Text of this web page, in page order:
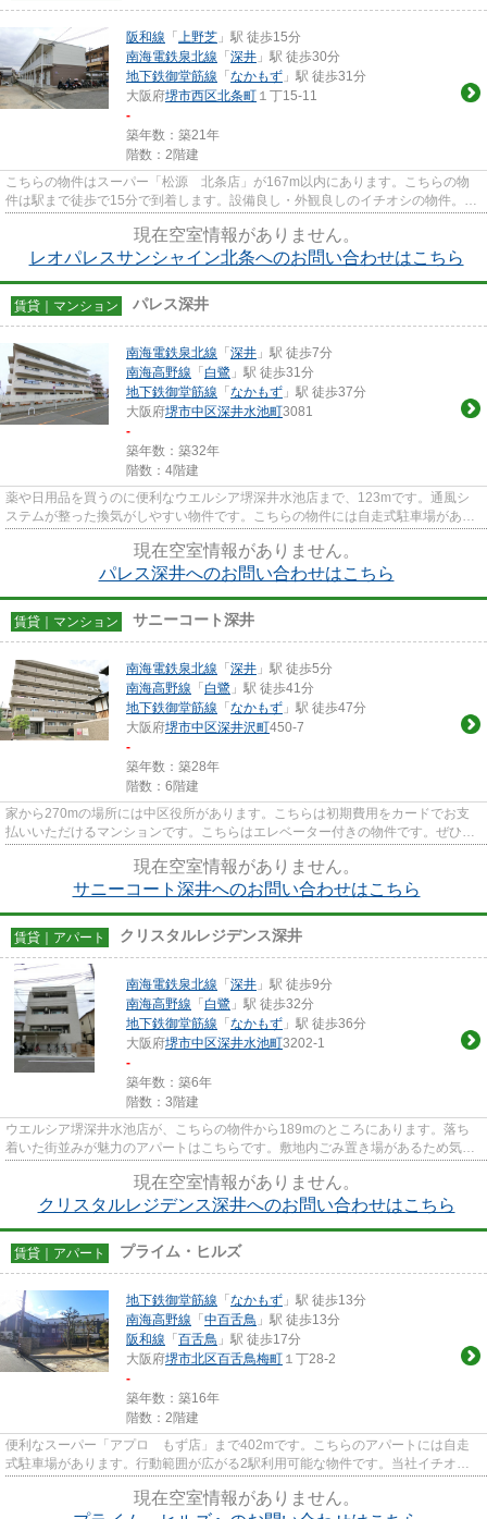
阪和線 「 上野芝 」駅 徒歩15分
南海電鉄泉北線 「 深井 」駅 徒歩30分
地下鉄御堂筋線 「 なかもず 」駅 徒歩31分
大阪府堺市西区北条町 １丁15-11
-
築年数：築21年
階数：2階建
こちらの物件はスーパー「松源 北条店」が167m以内にあります。こちらの物
件は駅まで徒歩で15分で到着します。設備良し・外観良しのイチオシの物件。新
現在空室情報がありません。
レオパレスサンシャイン北条へのお問い合わせはこちら
賃貸｜マンション パレス深井
南海電鉄泉北線 「 深井 」駅 徒歩7分
南海高野線 「 白鷺 」駅 徒歩31分
地下鉄御堂筋線 「 なかもず 」駅 徒歩37分
大阪府堺市中区深井水池町3081
-
築年数：築32年
階数：4階建
薬や日用品を買うのに便利なウエルシア堺深井水池店まで、123mです。通風シ
ステムが整った換気がしやすい物件です。こちらの物件には自走式駐車場があり
現在空室情報がありません。
パレス深井へのお問い合わせはこちら
賃貸｜マンション サニーコート深井
南海電鉄泉北線 「 深井 」駅 徒歩5分
南海高野線 「 白鷺 」駅 徒歩41分
地下鉄御堂筋線 「 なかもず 」駅 徒歩47分
大阪府堺市中区深井沢町450-7
-
築年数：築28年
階数：6階建
家から270mの場所には中区役所があります。こちらは初期費用をカードでお支
払いいただけるマンションです。こちらはエレベーター付きの物件です。ぜひ一
現在空室情報がありません。
サニーコート深井へのお問い合わせはこちら
賃貸｜アパート クリスタルレジデンス深井
南海電鉄泉北線 「 深井 」駅 徒歩9分
南海高野線 「 白鷺 」駅 徒歩32分
地下鉄御堂筋線 「 なかもず 」駅 徒歩36分
大阪府堺市中区深井水池町3202-1
-
築年数：築6年
階数：3階建
ウエルシア堺深井水池店が、こちらの物件から189mのところにあります。落ち
着いた街並みが魅力のアパートはこちらです。敷地内ごみ置き場があるため気軽
現在空室情報がありません。
クリスタルレジデンス深井へのお問い合わせはこちら
賃貸｜アパート プライム・ヒルズ
地下鉄御堂筋線 「 なかもず 」駅 徒歩13分
南海高野線 「 中百舌鳥 」駅 徒歩13分
阪和線 「 百舌鳥 」駅 徒歩17分
大阪府堺市北区百舌鳥梅町 １丁28-2
-
築年数：築16年
階数：2階建
便利なスーパー「アプロ もず店」まで402mです。こちらのアパートには自走
式駐車場があります。行動範囲が広がる2駅利用可能な物件です。当社イチオシ
現在空室情報がありません。